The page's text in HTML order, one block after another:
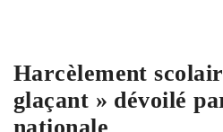
Harcèlement
glaçant » dévoilé